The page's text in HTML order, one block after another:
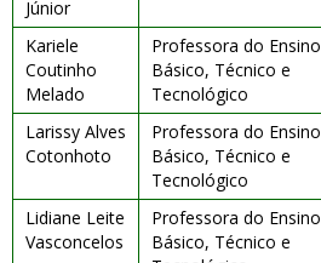
Júnior
Kariele
Coutinho
Melado
Professora do Ensino
Básico, Técnico e
Tecnológico
Larissy Alves
Cotonhoto
Professora do Ensino
Básico, Técnico e
Tecnológico
Lidiane Leite
Vasconcelos
Professora do Ensino
Básico, Técnico e